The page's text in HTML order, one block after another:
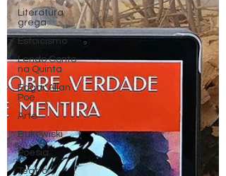
Literatura
grega
Estoicismo
Lendo Conto
na Quinta
Edgar Allan
Poe
Arte
Bukowiski
Poesia
Teatro